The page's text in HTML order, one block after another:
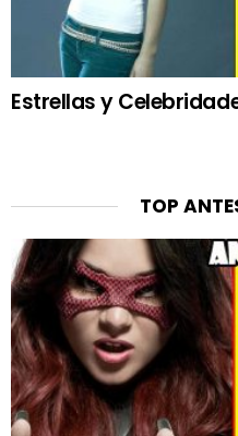
Estrellas y
TOP